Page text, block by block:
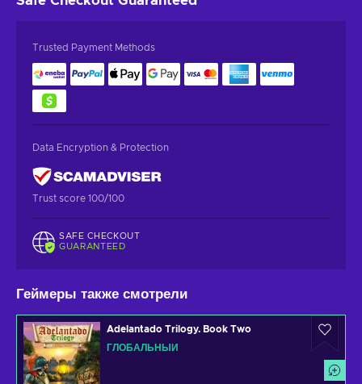
Trusted Payment Methods
Data Encryption & Protection
Trust score 100/100
SAFE CHECKOUT
GUARANTEED
Геймеры также смотрели
Adelantado Trilogy. Book Two
ГЛОБАЛЬНЫЙ